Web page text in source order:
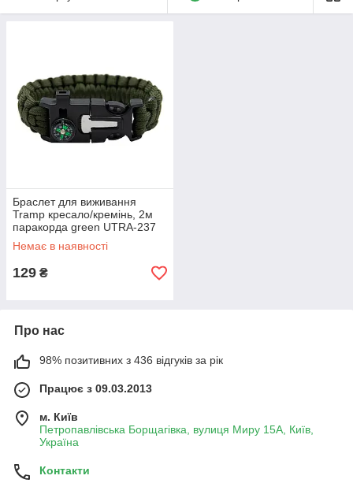
Браслет для виживання
Tramp кресало/кремінь, 2м
паракорда green UTRA-237
Немає в наявності
129 ₴
Про нас
98% позитивних з 436 відгуків за рік
Працює з 09.03.2013
м. Київ
Петропавлівська Борщагівка, вулиця Миру 15А, Київ,
Україна
Контакти